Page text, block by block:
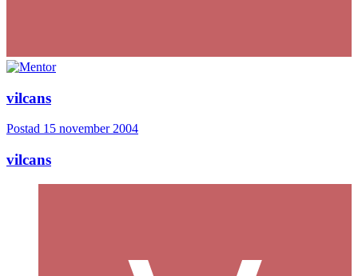
vilcans
Postad 15 november 2004
vilcans